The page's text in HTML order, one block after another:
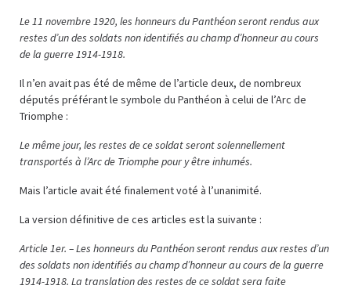
Le 11 novembre 1920, les honneurs du Panthéon seront rendus aux
restes d’un des soldats non identifiés au champ d’honneur au cours
de la guerre 1914-1918.
Il n’en avait pas été de même de l’article deux, de nombreux
députés préférant le symbole du Panthéon à celui de l’Arc de
Triomphe :
Le même jour, les restes de ce soldat seront solennellement
transportés à l’Arc de Triomphe pour y être inhumés.
Mais l’article avait été finalement voté à l’unanimité.
La version définitive de ces articles est la suivante :
Article 1er. – Les honneurs du Panthéon seront rendus aux restes d’un
des soldats non identifiés au champ d’honneur au cours de la guerre
1914-1918. La translation des restes de ce soldat sera faite